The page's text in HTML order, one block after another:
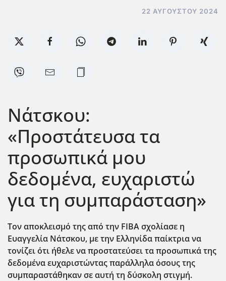
22 ΑΥΓΟΎΣΤΟΥ 2024
Νάτσκου:
«Προστάτευσα τα
προσωπικά μου
δεδομένα, ευχαριστώ
για τη συμπαράσταση»
Τον αποκλεισμό της από την FIBA σχολίασε η
Ευαγγελία Νάτσκου, με την Ελληνίδα παίκτρια να
τονίζει ότι ήθελε να προστατεύσει τα προσωπικά της
δεδομένα ευχαριστώντας παράλληλα όσους της
συμπαραστάθηκαν σε αυτή τη δύσκολη στιγμή.